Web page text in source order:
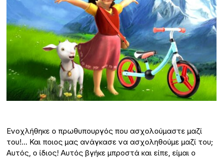
Ενοχλήθηκε ο πρωθυπουργός που ασχολούμαστε μαζί
του!… Και ποιος μας ανάγκασε να ασχοληθούμε μαζί του;
Αυτός, ο ίδιος! Αυτός βγήκε μπροστά και είπε, είμαι ο